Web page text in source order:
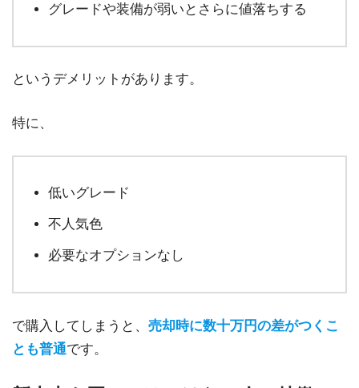
グレードや装備が弱いとさらに値落ちする
というデメリットがあります。
特に、
低いグレード
不人気色
必要なオプションなし
で購入してしまうと、 売却時に数十万円の差がつくこ
とも普通です。